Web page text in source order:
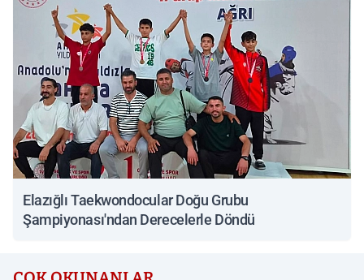
Elazığlı Taekwondocular Doğu Grubu
Şampiyonası'ndan Derecelerle Döndü